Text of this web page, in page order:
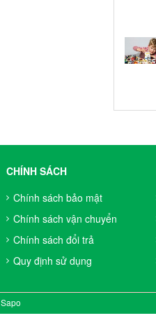
CHÍNH SÁCH
Chính sách bảo mật
Chính sách vận chuyển
Chính sách đổi trả
Quy định sử dụng
Sapo